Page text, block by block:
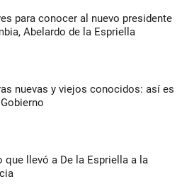
para conocer al nuevo presidente
Abelardo de la Espriella
nuevas y viejos conocidos: así es
que llevó a De la Espriella a la